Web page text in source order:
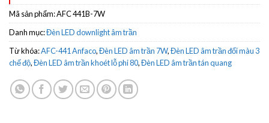
Mã sản phẩm:AFC 441B-7W
Danh mục:Đèn LED downlight âm trần
Từ khóa:AFC-441 Anfaco,Đèn LED âm trần 7W,Đèn LED âm trần đổi màu 3
chế độ,Đèn LED âm trần khoét lỗ phi 80,Đèn LED âm trần tán quang